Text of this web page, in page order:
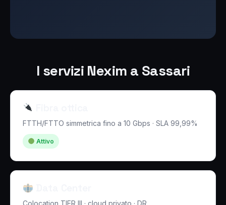
I servizi Nexim a Sassari
FTTH/FTTO simmetrica fino a 10 Gbps · SLA 99,99%
Attivo